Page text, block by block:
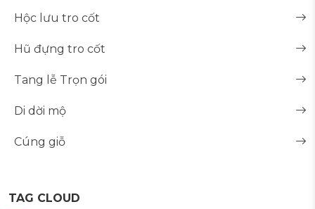
Hộc lưu tro cốt
Hũ đựng tro cốt
Tang lễ Trọn gói
Di dời mộ
Cúng giỗ
TAG CLOUD